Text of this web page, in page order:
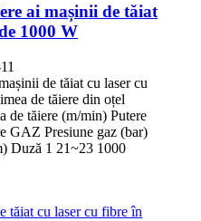
ai mașinii de tăiat
1000 W
de tăiat cu laser cu
de tăiere din oțel
de tăiere (m/min) Putere
GAZ Presiune gaz (bar)
Duză 1 21~23 1000